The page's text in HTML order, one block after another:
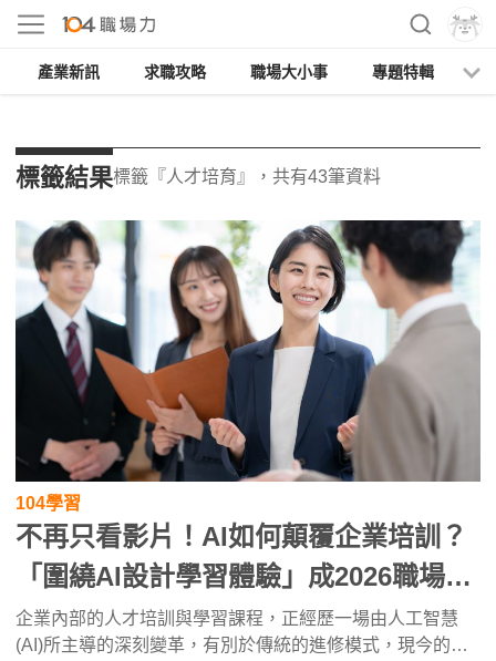
產業新訊 求職攻略 職場大小事 專題特輯
標籤結果標籤『人才培育』，共有43筆資料
104學習
不再只看影片！AI如何顛覆企業培訓？
「圍繞AI設計學習體驗」成2026職場新
顯學
企業內部的人才培訓與學習課程，正經歷一場由人工智慧
(AI)所主導的深刻變革，有別於傳統的進修模式，現今的職